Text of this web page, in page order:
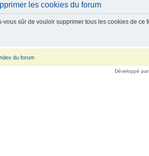
les cookies du forum
vous sûr de vouloir supprimer tous les cookies de ce
du forum
Développé